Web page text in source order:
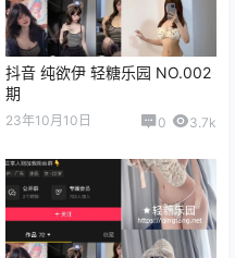
抖音 纯欲伊 轻糖乐园 NO.002
期
23年10月10日 0 3.7k